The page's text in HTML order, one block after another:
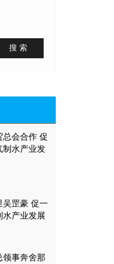
总会合作 促
制水产业发
吴罡豪 促一
水产业发展
领事奔舍那